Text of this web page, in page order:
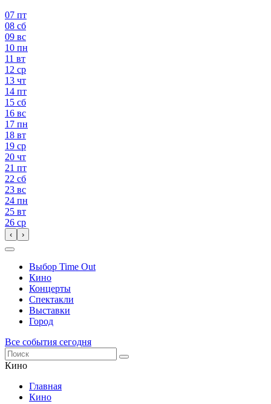
07 пт
08 сб
09 вс
10 пн
11 вт
12 ср
13 чт
14 пт
15 сб
16 вс
17 пн
18 вт
19 ср
20 чт
21 пт
22 сб
23 вс
24 пн
25 вт
26 ср
‹ ›
Выбор Time Out
Кино
Концерты
Спектакли
Выставки
Город
Все события сегодня
Кино
Главная
Кино